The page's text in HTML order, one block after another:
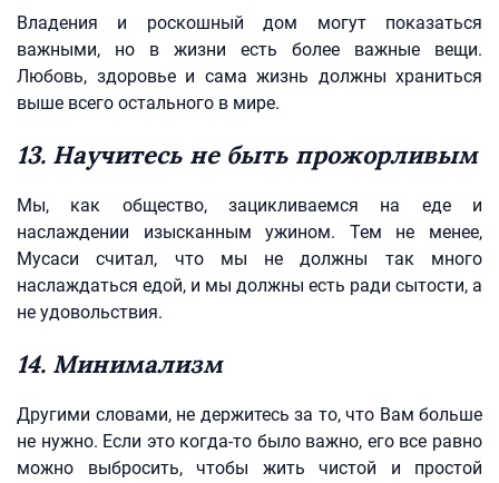
Владения и роскошный дом могут показаться
важными, но в жизни есть более важные вещи.
Любовь, здоровье и сама жизнь должны храниться
выше всего остального в мире.
13. Научитесь не быть прожорливым
Мы, как общество, зацикливаемся на еде и
наслаждении изысканным ужином. Тем не менее,
Мусаси считал, что мы не должны так много
наслаждаться едой, и мы должны есть ради сытости, а
не удовольствия.
14. Минимализм
Другими словами, не держитесь за то, что Вам больше
не нужно. Если это когда-то было важно, его все равно
можно выбросить, чтобы жить чистой и простой